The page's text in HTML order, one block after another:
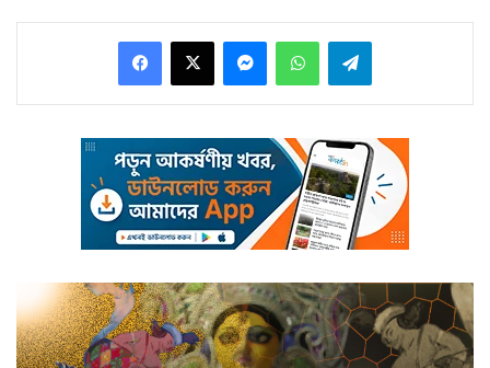
যখন মা দুগ্গার কাছে যাবে, তখন হাত জোর করে বলবে, ভাল করো
মা, বিদ্যা দাও মা।’ ওসব ওর মনে নেই। দুর্গা প্রতিমার দিকে